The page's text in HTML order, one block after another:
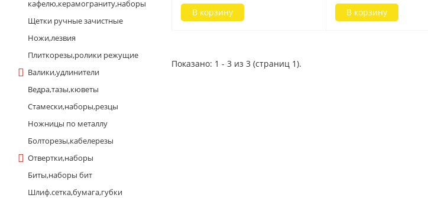
кафелю,керамограниту,наборы
Щетки ручные зачистные
Ножи,лезвия
Плиткорезы,ролики режущие
Валики,удлинители
Ведра,тазы,кюветы
Стамески,наборы,резцы
Ножницы по металлу
Болторезы,кабелерезы
Отвертки,наборы
Биты,наборы бит
Шлиф.сетка,бумага,губки
В корзину В корзину
Показано: 1 - 3 из 3 (страниц 1).